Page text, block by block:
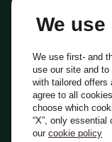
Everli Shoppers
About Us
Everli News
Domande frequenti
Lavora con noi
Diventa Shopper
Investitori
Indirizzo PEC:
We
We use first- and
use our site and to
with tailored offers
agree to all
choose which
“X”, only
our cookie policy